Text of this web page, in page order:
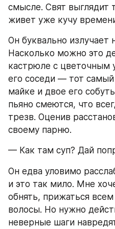
смысле. Свят выглядит
живет уже кучу
Он буквально излучает
Насколько можно это
кастрюле с цветочным
его соседи — тот
майке и двое его
пьяно смеются, что
трезв. Оценив
своему парню.
— Как там суп? Дай
Он едва уловимо
и это так мило. Мне
обнять, прижаться
волосы. Но нужно
неверные шаги